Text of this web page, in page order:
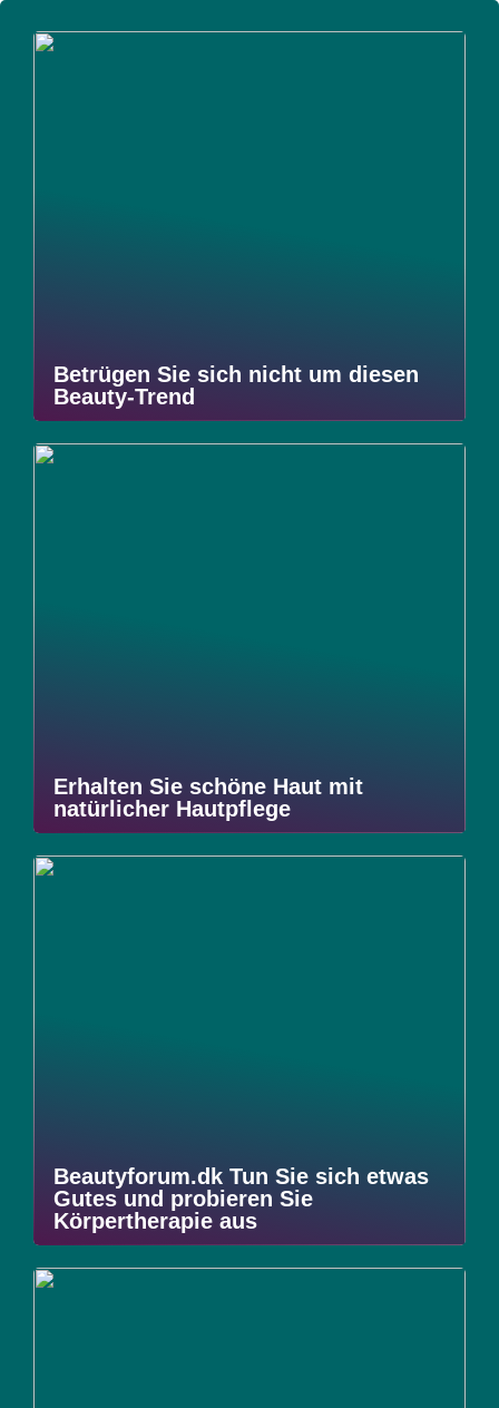
Betrügen Sie sich nicht um diesen
Beauty-Trend
Erhalten Sie schöne Haut mit
natürlicher Hautpflege
Beautyforum.dk Tun Sie sich etwas
Gutes und probieren Sie
Körpertherapie aus